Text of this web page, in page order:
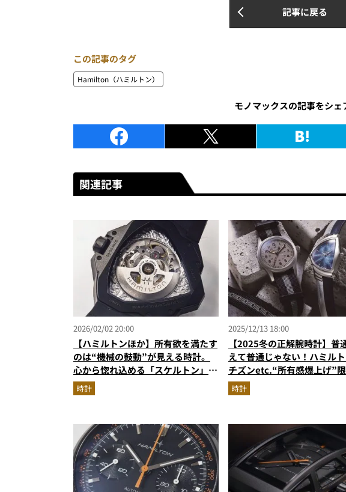
記事に戻る
この記事のタグ
Hamilton（ハミルトン）
モノマックスの記事をシェ
関連記事
2026/02/02 20:00
【ハミルトンほか】所有欲を満たす
のは“機械の鼓動”が見える時計。
心から惚れ込める「スケルトン」傑
作5選
時計
2025/12/13 18:00
【2025冬の正解腕時計】普
えて普通じゃない！ハミル
チズンetc.“所有感爆上げ”
ラボ3選
時計